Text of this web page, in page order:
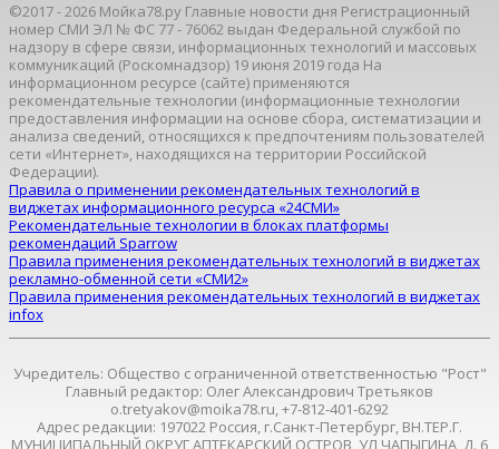
©2017 - 2026 Мойка78.ру Главные новости дня Регистрационный
номер СМИ ЭЛ № ФС 77 - 76062 выдан Федеральной службой по
надзору в сфере связи, информационных технологий и массовых
коммуникаций (Роскомнадзор) 19 июня 2019 года На
информационном ресурсе (сайте) применяются
рекомендательные технологии (информационные технологии
предоставления информации на основе сбора, систематизации и
анализа сведений, относящихся к предпочтениям пользователей
сети «Интернет», находящихся на территории Российской
Федерации).
Правила о применении рекомендательных технологий в
виджетах информационного ресурса «24СМИ»
Рекомендательные технологии в блоках платформы
рекомендаций Sparrow
Правила применения рекомендательных технологий в виджетах
рекламно-обменной сети «СМИ2»
Правила применения рекомендательных технологий в виджетах
infox
Учредитель: Общество с ограниченной ответственностью "Рост"
Главный редактор: Олег Александрович Третьяков
o.tretyakov@moika78.ru, +7-812-401-6292
Адрес редакции: 197022 Россия, г.Санкт-Петербург, ВН.ТЕР.Г.
МУНИЦИПАЛЬНЫЙ ОКРУГ АПТЕКАРСКИЙ ОСТРОВ, УЛ ЧАПЫГИНА, Д. 6